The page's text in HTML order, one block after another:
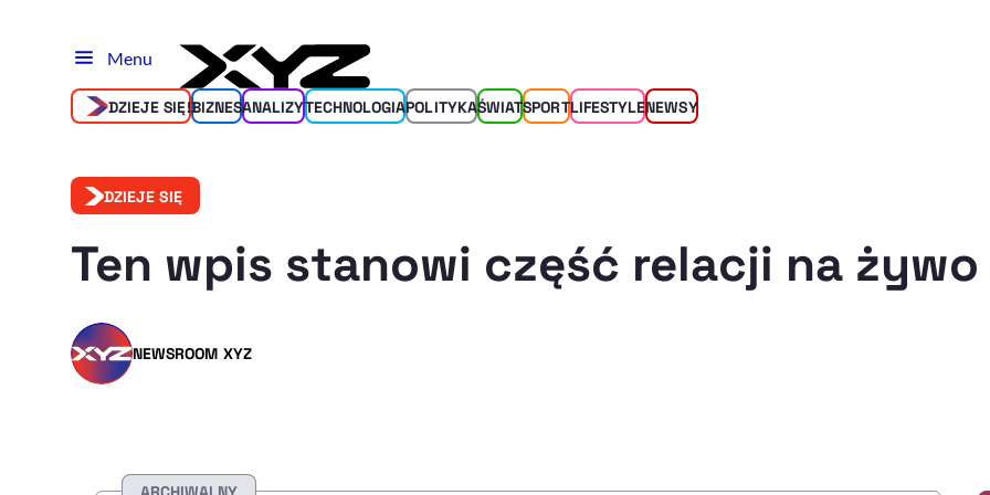
Menu
DZIEJE SIĘ!BIZNESANALIZYTECHNOLOGIAPOLITYKAŚWIATSPORTLIFESTYLENEWSY
DZIEJE SIĘ
Ten wpis stanowi część relacji na
NEWSROOM XYZ